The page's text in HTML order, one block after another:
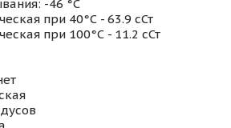
-46 °С
при 40°С - 63.9 сСт
при 100°С - 11.2 сСт